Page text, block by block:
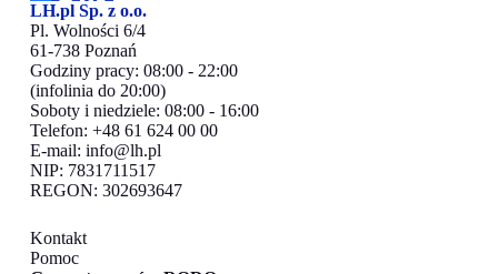
LH.pl Sp. z o.o.
Pl. Wolności 6/4
61-738 Poznań
Godziny pracy: 08:00 - 22:00
(infolinia do 20:00)
Soboty i niedziele: 08:00 - 16:00
Telefon: +48 61 624 00 00
E-mail: info@lh.pl
NIP: 7831711517
REGON: 302693647
Kontakt
Pomoc